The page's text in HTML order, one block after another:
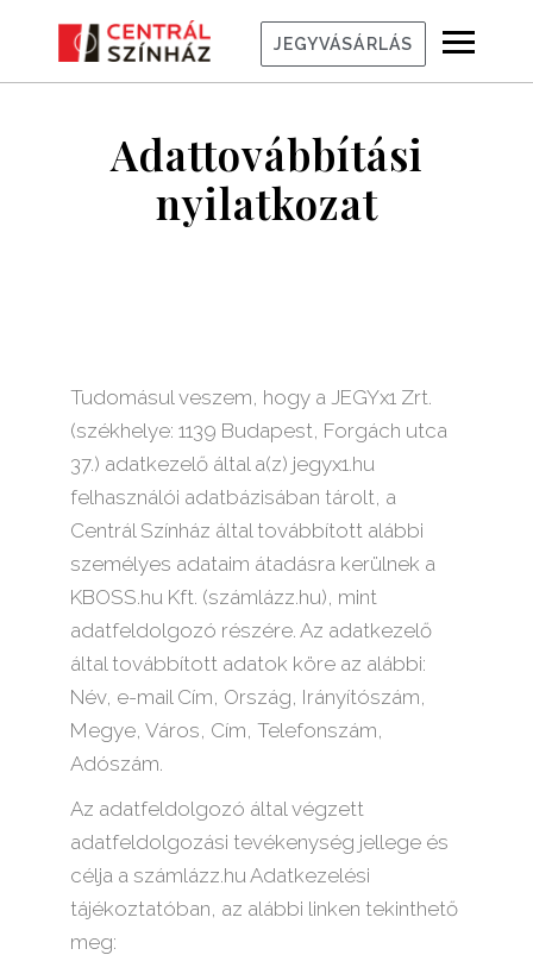
JEGYVÁSÁRLÁS
Adattovábbítási
nyilatkozat
Tudomásul veszem, hogy a JEGYx1 Zrt.
(székhelye: 1139 Budapest, Forgách utca
37.) adatkezelő által a(z) jegyx1.hu
felhasználói adatbázisában tárolt, a
Centrál Színház által továbbított alábbi
személyes adataim átadásra kerülnek a
KBOSS.hu Kft. (számlázz.hu), mint
adatfeldolgozó részére. Az adatkezelő
által továbbított adatok köre az alábbi:
Név, e-mail Cím, Ország, Irányítószám,
Megye, Város, Cím, Telefonszám,
Adószám.
Az adatfeldolgozó által végzett
adatfeldolgozási tevékenység jellege és
célja a számlázz.hu Adatkezelési
tájékoztatóban, az alábbi linken tekinthető
meg: